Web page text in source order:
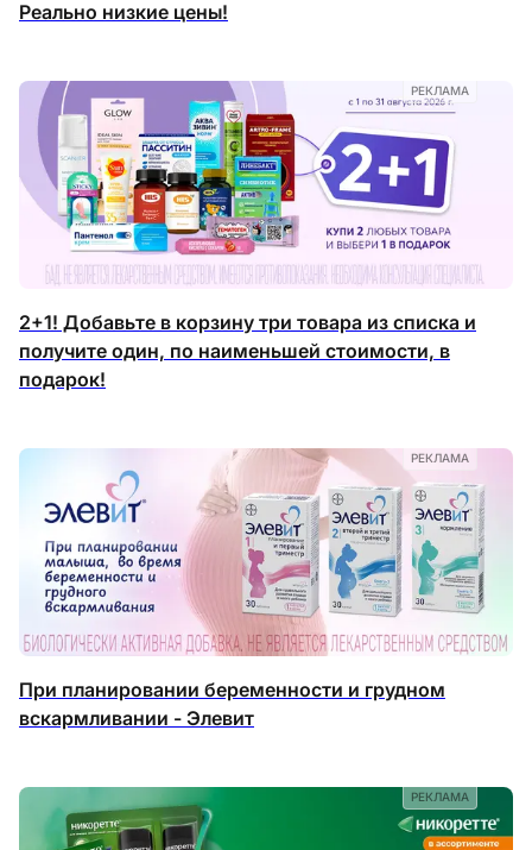
Реально низкие цены!
2+1! Добавьте в корзину три товара из списка и
получите один, по наименьшей стоимости, в
подарок!
РЕКЛАМА
При планировании беременности и грудном
вскармливании - Элевит
РЕКЛАМА
РЕКЛАМА